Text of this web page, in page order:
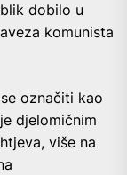
dobilo u
komunista
označiti kao
djelomičnim
više na